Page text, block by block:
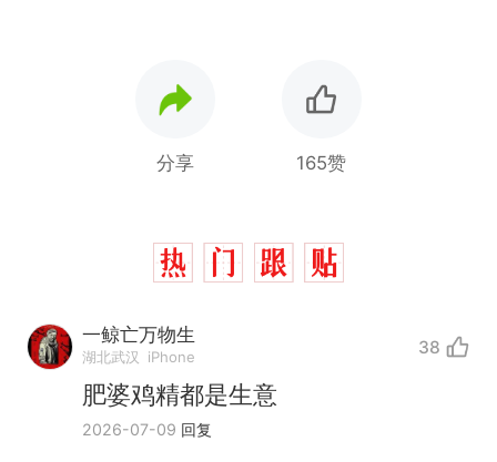
分享 165赞
一鲸亡万物生
湖北武汉 iPhone 38
肥婆鸡精都是生意
2026-07-09 回复